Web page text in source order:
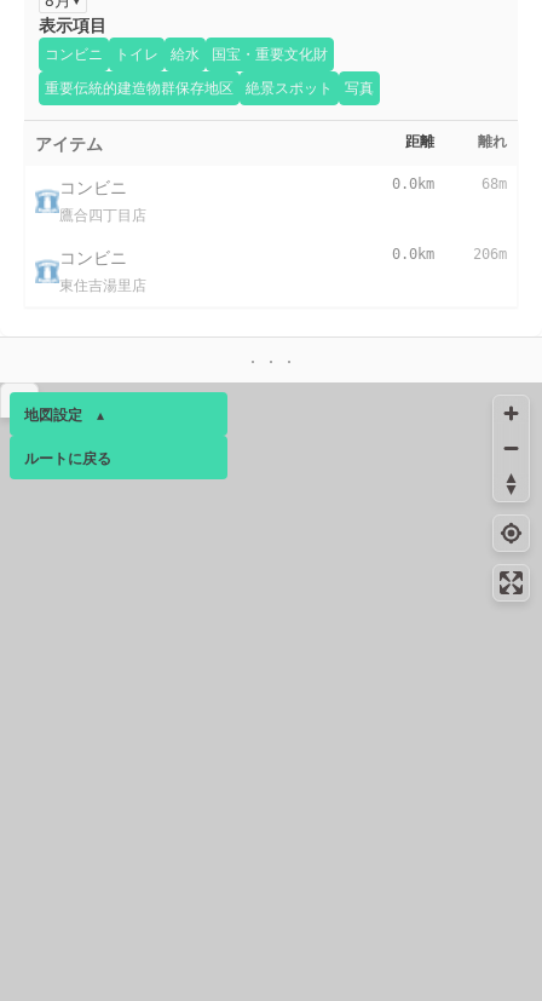
表示項目
コンビニ トイレ 給水
国宝・重要文化財
重要伝統的建造物群保存地区
絶景スポット 写真
アイテム 距離 離れ
コンビニ
鷹合四丁目店
0.0km 68m
コンビニ
東住吉湯里店
0.0km 206m
地図設定 ▴
ベース ▴
ルートに戻る